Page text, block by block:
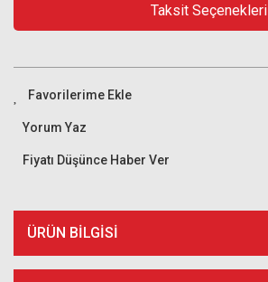
Taksit Seçenekleri
Yorum Yaz
Fiyatı Düşünce Haber Ver
ÜRÜN BILGISI